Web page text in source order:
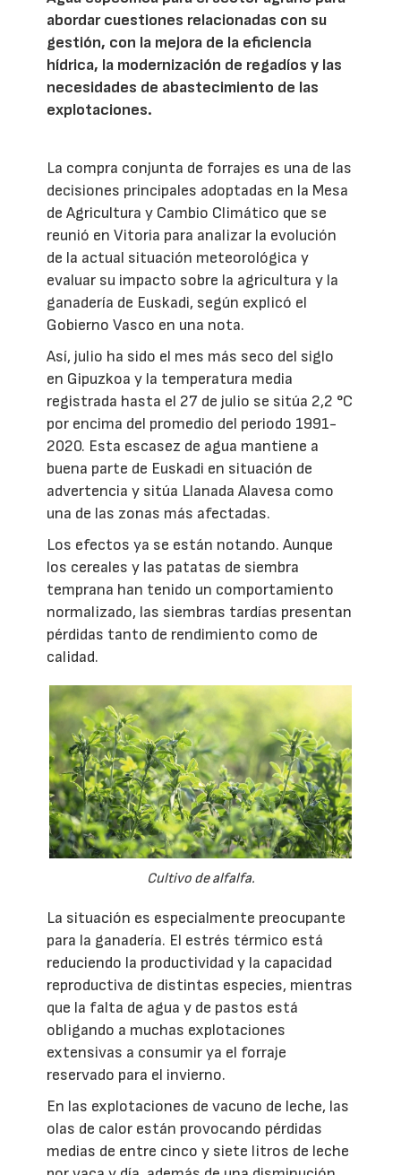
abordar cuestiones relacionadas con su
gestión, con la mejora de la eficiencia
hídrica, la modernización de regadíos y las
necesidades de abastecimiento de las
explotaciones.
La compra conjunta de forrajes es una de las
decisiones principales adoptadas en la Mesa
de Agricultura y Cambio Climático que se
reunió en Vitoria para analizar la evolución
de la actual situación meteorológica y
evaluar su impacto sobre la agricultura y la
ganadería de Euskadi, según explicó el
Gobierno Vasco en una nota.
Así, julio ha sido el mes más seco del siglo
en Gipuzkoa y la temperatura media
registrada hasta el 27 de julio se sitúa 2,2 °C
por encima del promedio del periodo 1991-
2020. Esta escasez de agua mantiene a
buena parte de Euskadi en situación de
advertencia y sitúa Llanada Alavesa como
una de las zonas más afectadas.
Los efectos ya se están notando. Aunque
los cereales y las patatas de siembra
temprana han tenido un comportamiento
normalizado, las siembras tardías presentan
pérdidas tanto de rendimiento como de
calidad.
Cultivo de alfalfa.
La situación es especialmente preocupante
para la ganadería. El estrés térmico está
reduciendo la productividad y la capacidad
reproductiva de distintas especies, mientras
que la falta de agua y de pastos está
obligando a muchas explotaciones
extensivas a consumir ya el forraje
reservado para el invierno.
En las explotaciones de vacuno de leche, las
olas de calor están provocando pérdidas
medias de entre cinco y siete litros de leche